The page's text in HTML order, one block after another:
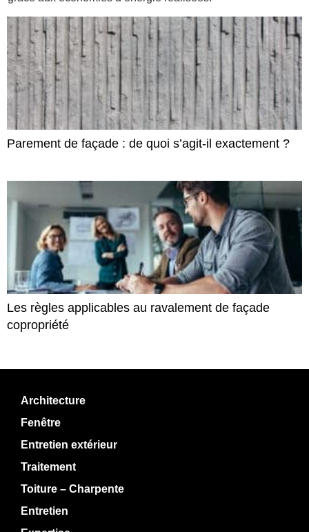
Parement de façade : de quoi s’agit-il exactement ?
Les règles applicables au ravalement de façade
copropriété
Architecture
Fenêtre
Entretien extérieur
Traitement
Toiture – Charpente
Entretien